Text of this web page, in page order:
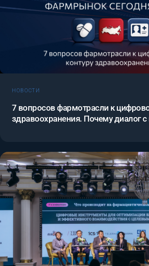
НОВОСТИ
7 вопросов фармотрасли к
здравоохранения. Почему диалог с